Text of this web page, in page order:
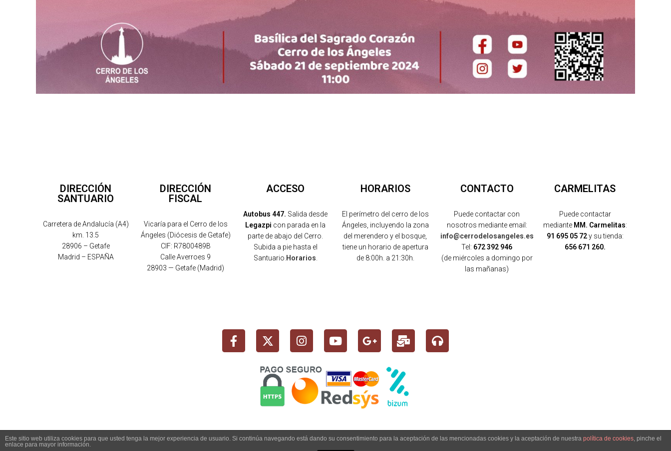
DIRECCIÓN
SANTUARIO
Carretera de Andalucía (A4)
km. 13.5
28906 – Getafe
Madrid – ESPAÑA
DIRECCIÓN
FISCAL
Vicaría para el Cerro de los
Ángeles (Diócesis de Getafe)
CIF: R7800489B
Calle Averroes 9
28903 — Getafe (Madrid)
ACCESO
Autobus 447. Salida desde
Legazpi con parada en la
parte de abajo del Cerro.
Subida a pie hasta el
Santuario. Horarios
HORARIOS
El perímetro del cerro de los
Ángeles, incluyendo la zona
del merendero y el bosque,
tiene un horario de apertura
de 8:00h. a 21:30h.
CONTACTO
Puede contactar con
nosotros mediante email:
info@cerrodelosangeles.es
Tel: 672 392 946
(de miércoles a domingo por
las mañanas)
CARMELITAS
Puede contactar
medianteMM. Carmelitas:
91 695 05 72y su tienda:
656 671 260.
Copyright 2026 - Santuario del Cerro de los Ángeles - info@cerrodelosangeles.es -
Este sitio web utiliza cookies para que usted tenga la mejor experiencia de usuario. Si continúa navegando está dando su consentimiento para la aceptación de las mencionadas cookies y la aceptación de nuestra política de cookies, pinche el
enlace para mayor información.